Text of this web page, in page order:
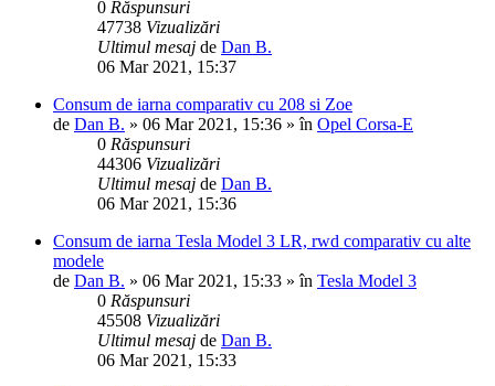
0 Răspunsuri
47738 Vizualizări
Ultimul mesaj de Dan B.
06 Mar 2021, 15:37
Consum de iarna comparativ cu 208 si Zoe
de Dan B. » 06 Mar 2021, 15:36 » în Opel Corsa-E
0 Răspunsuri
44306 Vizualizări
Ultimul mesaj de Dan B.
06 Mar 2021, 15:36
Consum de iarna Tesla Model 3 LR, rwd comparativ cu alte
modele
de Dan B. » 06 Mar 2021, 15:33 » în Tesla Model 3
0 Răspunsuri
45508 Vizualizări
Ultimul mesaj de Dan B.
06 Mar 2021, 15:33